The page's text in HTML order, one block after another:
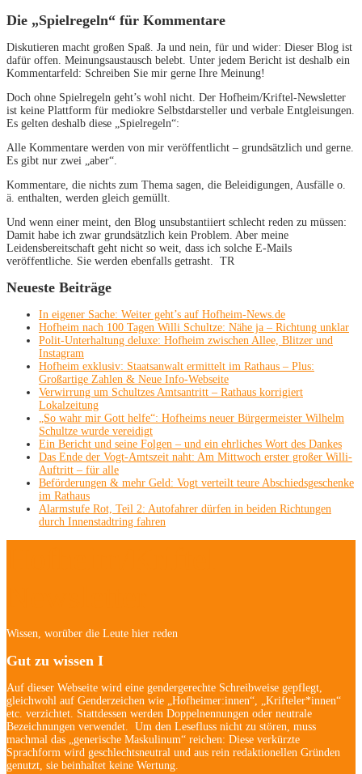
Die „Spielregeln“ für Kommentare
Diskutieren macht großen Spaß. Ja und nein, für und wider: Dieser Blog ist
dafür offen. Meinungsaustausch belebt. Unter jedem Bericht ist deshalb ein
Kommentarfeld: Schreiben Sie mir gerne Ihre Meinung!
Doch ohne Spielregeln geht’s wohl nicht. Der Hofheim/Kriftel-Newsletter
ist keine Plattform für mediokre Selbstdarsteller und verbale Entgleisungen.
Es gelten deshalb diese „Spielregeln“:
Alle Kommentare werden von mir veröffentlicht – grundsätzlich und gerne.
Es gibt nur zwei „aber“.
Kommentare, die nichts zum Thema sagen, die Beleidigungen, Ausfälle o.
ä. enthalten, werden gleich gemüllt.
Und wenn einer meint, den Blog unsubstantiiert schlecht reden zu müssen:
Damit habe ich zwar grundsätzlich kein Problem. Aber meine
Leidensbereitschaft geht nicht so weit, dass ich solche E-Mails
veröffentliche. Sie werden ebenfalls getrasht. TR
Neueste Beiträge
In eigener Sache: Weiter geht’s auf Hofheim-News.de
Hofheim nach 100 Tagen Willi Schultze: Nähe ja – Richtung unklar
Polit-Unterhaltung deluxe: Hofheim zwischen Allee, Blitzer und
Instagram
Hofheim exklusiv: Staatsanwalt ermittelt im Rathaus – Plus:
Großartige Zahlen & Neue Info-Webseite
Verwirrung um Schultzes Amtsantritt – Rathaus korrigiert
Lokalzeitung
„So wahr mir Gott helfe“: Hofheims neuer Bürgermeister Wilhelm
Schultze wurde vereidigt
Ein Bericht und seine Folgen – und ein ehrliches Wort des Dankes
Das Ende der Vogt-Amtszeit naht: Am Mittwoch erster großer Willi-
Auftritt – für alle
Beförderungen & mehr Geld: Vogt verteilt teure Abschiedsgeschenke
im Rathaus
Alarmstufe Rot, Teil 2: Autofahrer dürfen in beiden Richtungen
durch Innenstadtring fahren
Wissen, worüber die Leute hier reden
Gut zu wissen I
Auf dieser Webseite wird eine gendergerechte Schreibweise gepflegt,
gleichwohl auf Genderzeichen wie „Hofheimer:innen“, „Krifteler*innen“
etc. verzichtet. Stattdessen werden Doppelnennungen oder neutrale
Bezeichnungen verwendet. Um den Lesefluss nicht zu stören, muss
machmal das „generische Maskulinum“ reichen: Diese verkürzte
Sprachform wird geschlechtsneutral und aus rein redaktionellen Gründen
genutzt, sie beinhaltet keine Wertung.